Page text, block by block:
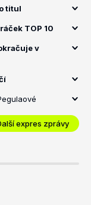
titul
TOP 10
v
expres zprávy